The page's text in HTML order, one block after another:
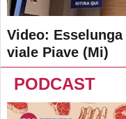
Video:
viale Piave (Mi)
PODCAST